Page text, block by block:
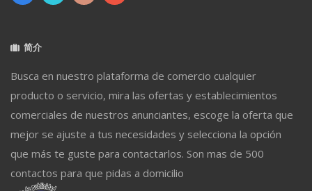
简介
Busca en nuestro plataforma de comercio cualquier
producto o servicio, mira las ofertas y establecimientos
comerciales de nuestros anunciantes, escoge la oferta que
mejor se ajuste a tus necesidades y selecciona la opción
que más te guste para contactarlos. Son mas de 500
contactos para que pidas a domicilio